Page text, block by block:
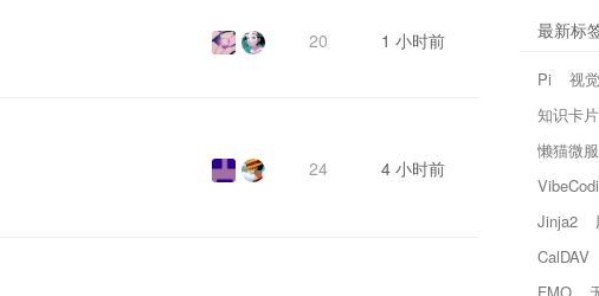
20 1 小时前
24 4 小时前
最新标
Pi 视觉
知识卡片
懒猫微服
Jinja2
CalDAV